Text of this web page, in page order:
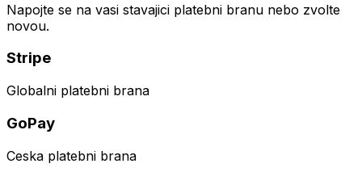
Napojte se na vasi stavajici platebni branu nebo zvolte
novou.
Stripe
Globalni platebni brana
GoPay
Ceska platebni brana